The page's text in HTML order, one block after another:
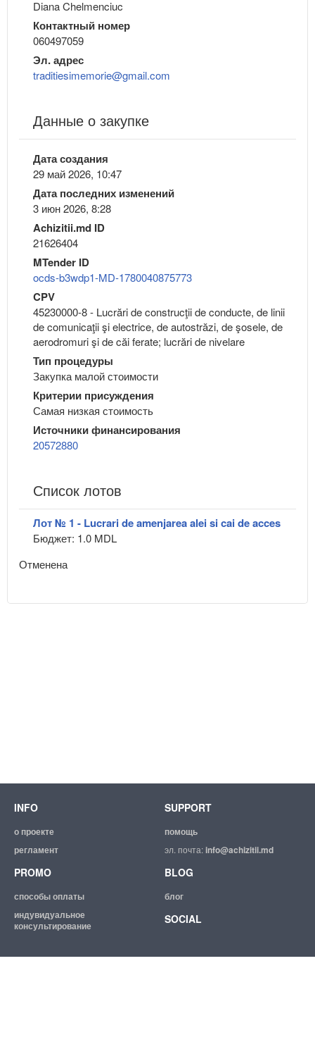
Diana Chelmenciuc
Контактный номер
060497059
Эл. адрес
traditiesimemorie@gmail.com
Данные о закупке
Дата создания
29 май 2026, 10:47
Дата последних изменений
3 июн 2026, 8:28
Achizitii.md ID
21626404
MTender ID
ocds-b3wdp1-MD-1780040875773
CPV
45230000-8 - Lucrări de construcţii de conducte, de linii
de comunicaţii şi electrice, de autostrăzi, de şosele, de
aerodromuri şi de căi ferate; lucrări de nivelare
Тип процедуры
Закупка малой стоимости
Критерии присуждения
Самая низкая стоимость
Источники финансирования
20572880
Список лотов
Лот № 1 - Lucrari de amenjarea alei si cai de acces
Бюджет: 1.0 MDL
Отменена
INFO
о проекте
регламент
SUPPORT
помощь
эл. почта:info@achizitii.md
PROMO
способы оплаты
индувидуальное
консультирование
BLOG
блог
SOCIAL